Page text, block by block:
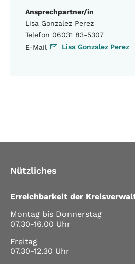
Ansprechpartner/in
Lisa Gonzalez Perez
Telefon 06031 83-5307
E-Mail
Lisa Gonzalez Perez
Nützliches
Erreichbarkeit der
Montag bis Donnerstag
07.30-16.00 Uhr
Freitag
07.30-12.30 Uhr